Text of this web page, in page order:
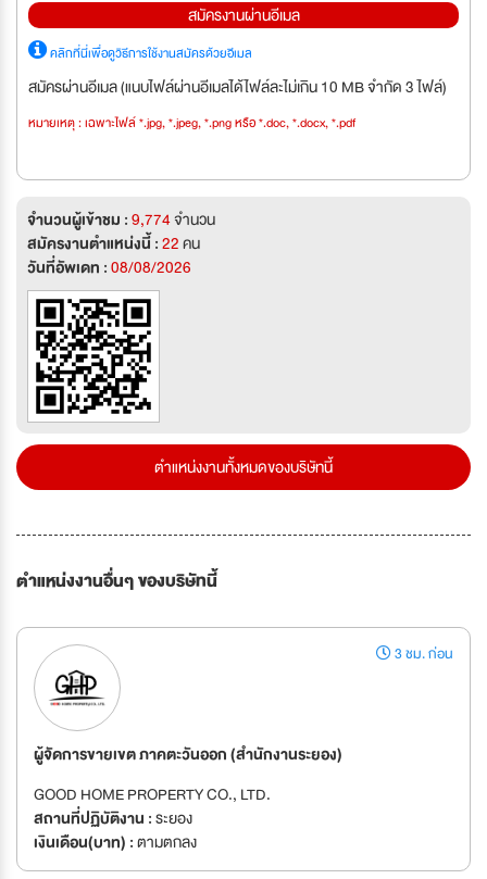
สมัครงานผ่านอีเมล
คลิกที่นี่เพื่อดูวิธีการใช้งานสมัครด้วยอีเมล
สมัครผ่านอีเมล (แนบไฟล์ผ่านอีเมลได้ไฟล์ละไม่เกิน 10 MB จำกัด 3 ไฟล์)
หมายเหตุ : เฉพาะไฟล์ *.jpg, *.jpeg, *.png หรือ *.doc, *.docx, *.pdf
จำนวนผู้เข้าชม :9,774จำนวน
สมัครงานตำแหน่งนี้ :22คน
วันที่อัพเดท :08/08/2026
ตำแหน่งงานทั้งหมดของบริษัทนี้
ตำแหน่งงานอื่นๆ ของบริษัทนี้
3 ชม. ก่อน
ผู้จัดการขายเขต ภาคตะวันออก (สำนักงานระยอง)
GOOD HOME PROPERTY CO., LTD.
สถานที่ปฏิบัติงาน :ระยอง
เงินเดือน(บาท) :ตามตกลง